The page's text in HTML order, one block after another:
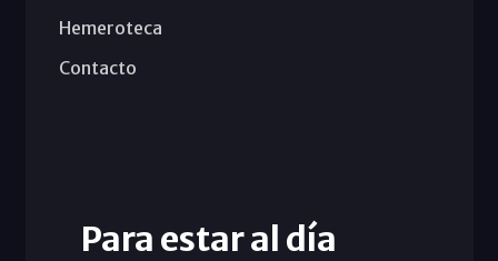
Hemeroteca
Contacto
Para estar al día